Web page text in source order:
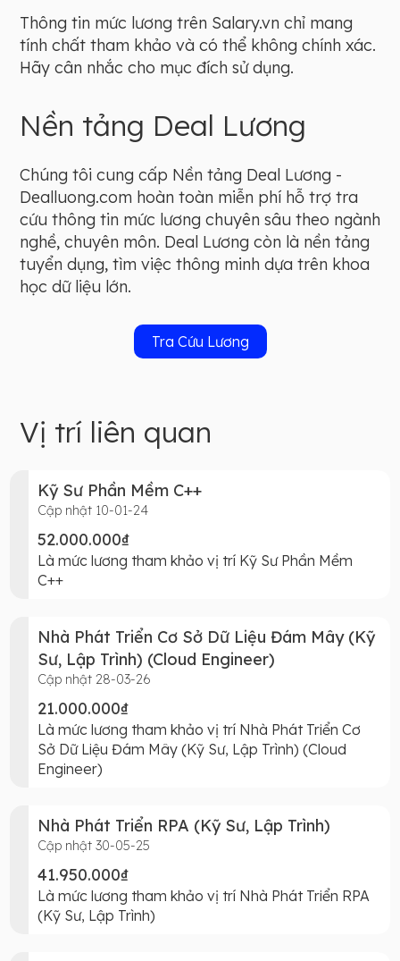
Thông tin mức lương trên Salary.vn chỉ mang
tính chất tham khảo và có thể không chính xác.
Hãy cân nhắc cho mục đích sử dụng.
Nền tảng Deal Lương
Chúng tôi cung cấp Nền tảng Deal Lương -
Dealluong.com hoàn toàn miễn phí hỗ trợ tra
cứu thông tin mức lương chuyên sâu theo ngành
nghề, chuyên môn. Deal Lương còn là nền tảng
tuyển dụng, tìm việc thông minh dựa trên khoa
học dữ liệu lớn.
Tra Cứu Lương
Vị trí liên quan
Kỹ Sư Phần Mềm C++
Cập nhật 10-01-24
52.000.000₫
Là mức lương tham khảo vị trí Kỹ Sư Phần Mềm
C++
Nhà Phát Triển Cơ Sở Dữ Liệu Đám Mây (Kỹ
Sư, Lập Trình) (Cloud Engineer)
Cập nhật 28-03-26
21.000.000₫
Là mức lương tham khảo vị trí Nhà Phát Triển Cơ
Sở Dữ Liệu Đám Mây (Kỹ Sư, Lập Trình) (Cloud
Engineer)
Nhà Phát Triển RPA (Kỹ Sư, Lập Trình)
Cập nhật 30-05-25
41.950.000₫
Là mức lương tham khảo vị trí Nhà Phát Triển RPA
(Kỹ Sư, Lập Trình)